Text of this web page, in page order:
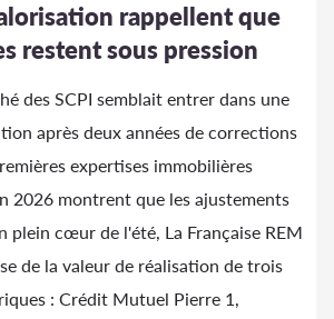
rappellent que
restent sous pression
des SCPI semblait entrer dans une
après deux années de corrections
expertises immobilières
2026 montrent que les ajustements
plein cœur de l'été, La Française REM
de la valeur de réalisation de trois
: Crédit Mutuel Pierre 1,